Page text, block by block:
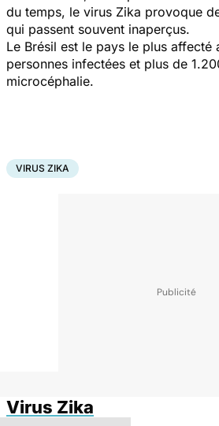
du temps, le virus Zika provoque
qui passent souvent inaperçus.
Le Brésil est le pays le plus affecté
personnes infectées et plus de
microcéphalie.
VIRUS ZIKA
Virus Zika